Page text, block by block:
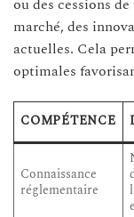
ou des cessions
marché, des
actuelles. Cela
optimales
COMPÉTENCE
Connaissance
réglementaire